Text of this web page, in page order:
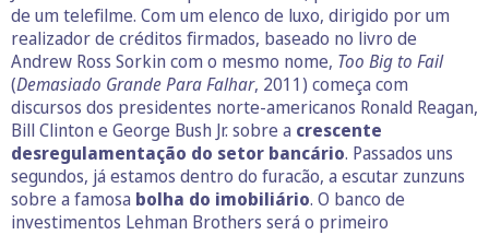
de um telefilme. Com um elenco de luxo, dirigido por um
realizador de créditos firmados, baseado no livro de
Andrew Ross Sorkin com o mesmo nome, Too Big to Fail
(Demasiado Grande Para Falhar, 2011) começa com
discursos dos presidentes norte-americanos Ronald Reagan,
Bill Clinton e George Bush Jr. sobre a crescente
desregulamentação do setor bancário. Passados uns
segundos, já estamos dentro do furacão, a escutar zunzuns
sobre a famosa bolha do imobiliário. O banco de
investimentos Lehman Brothers será o primeiro